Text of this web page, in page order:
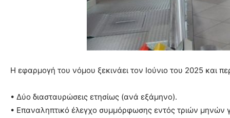
Η εφαρμογή του νόμου ξεκινάει τον Ιούνιο του 2025 και
• Δύο διασταυρώσεις ετησίως (ανά εξάμηνο).
• Επαναληπτικό έλεγχο συμμόρφωσης εντός τριών μηνών